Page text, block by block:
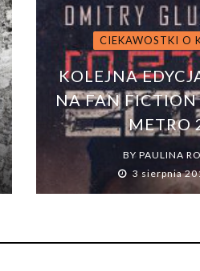
CIEKAWOSTKI O
KOLEJNA
NA FAN
METRO
BYPAULINA
3 sierpnia